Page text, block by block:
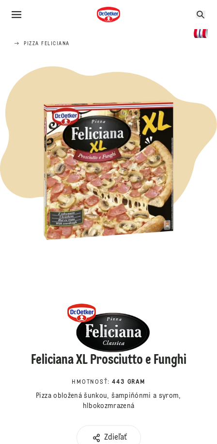
PIZZA FELICIANA
Feliciana XL Prosciutto e Funghi
HMOTNOSŤ : 443 GRAM
Pizza obložená šunkou, šampiňónmi a syrom,
hlbokozmrazená
Zdieľať